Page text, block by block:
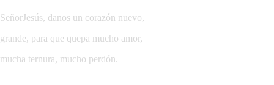
SeñorJesús, danos un corazón nuevo,
grande, para que quepa mucho amor,
mucha ternura, mucho perdón.